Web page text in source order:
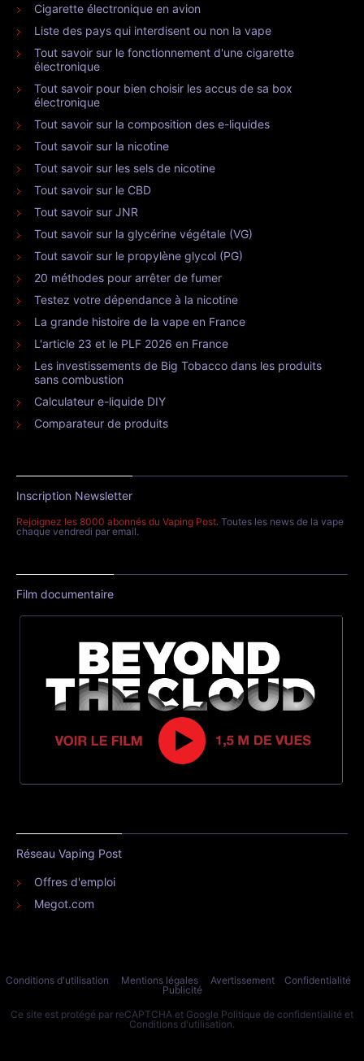
Cigarette électronique en avion
Liste des pays qui interdisent ou non la vape
Tout savoir sur le fonctionnement d'une cigarette
électronique
Tout savoir pour bien choisir les accus de sa box
électronique
Tout savoir sur la composition des e-liquides
Tout savoir sur la nicotine
Tout savoir sur les sels de nicotine
Tout savoir sur le CBD
Tout savoir sur JNR
Tout savoir sur la glycérine végétale (VG)
Tout savoir sur le propylène glycol (PG)
20 méthodes pour arrêter de fumer
Testez votre dépendance à la nicotine
La grande histoire de la vape en France
L'article 23 et le PLF 2026 en France
Les investissements de Big Tobacco dans les produits
sans combustion
Calculateur e-liquide DIY
Comparateur de produits
Inscription Newsletter
Rejoignez les 8000 abonnés du Vaping Post. Toutes les news de la vape
chaque vendredi par email.
Film documentaire
Réseau Vaping Post
Offres d'emploi
Megot.com
Conditions d'utilisation Mentions légales Avertissement
Confidentialité
Publicité
Ce site est protégé par reCAPTCHA et Google Politique de confidentialité et
Conditions d'utilisation.